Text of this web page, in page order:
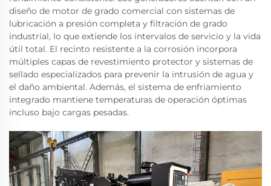
diseño de motor de grado comercial con sistemas de
lubricación a presión completa y filtración de grado
industrial, lo que extiende los intervalos de servicio y la vida
útil total. El recinto resistente a la corrosión incorpora
múltiples capas de revestimiento protector y sistemas de
sellado especializados para prevenir la intrusión de agua y
el daño ambiental. Además, el sistema de enfriamiento
integrado mantiene temperaturas de operación óptimas
incluso bajo cargas pesadas.